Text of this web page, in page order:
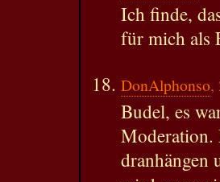
Ich finde,
für mich als
DonAlphonso,
Budel, es
Moderation.
dranhängen